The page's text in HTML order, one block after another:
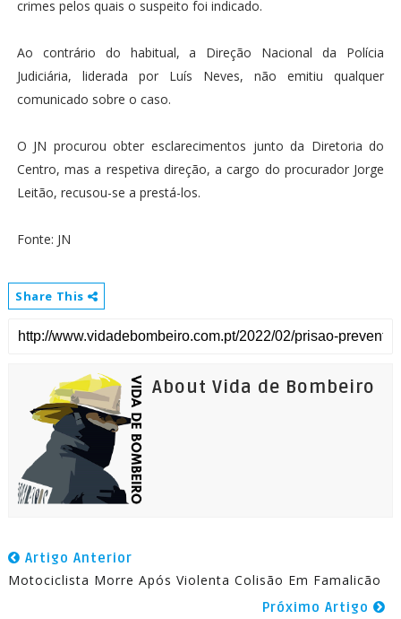
crimes pelos quais o suspeito foi indicado.
Ao contrário do habitual, a Direção Nacional da Polícia
Judiciária, liderada por Luís Neves, não emitiu qualquer
comunicado sobre o caso.
O JN procurou obter esclarecimentos junto da Diretoria do
Centro, mas a respetiva direção, a cargo do procurador Jorge
Leitão, recusou-se a prestá-los.
Fonte: JN
Share This
About Vida de Bombeiro
Artigo Anterior
Motociclista Morre Após Violenta Colisão Em Famalicão
Próximo Artigo